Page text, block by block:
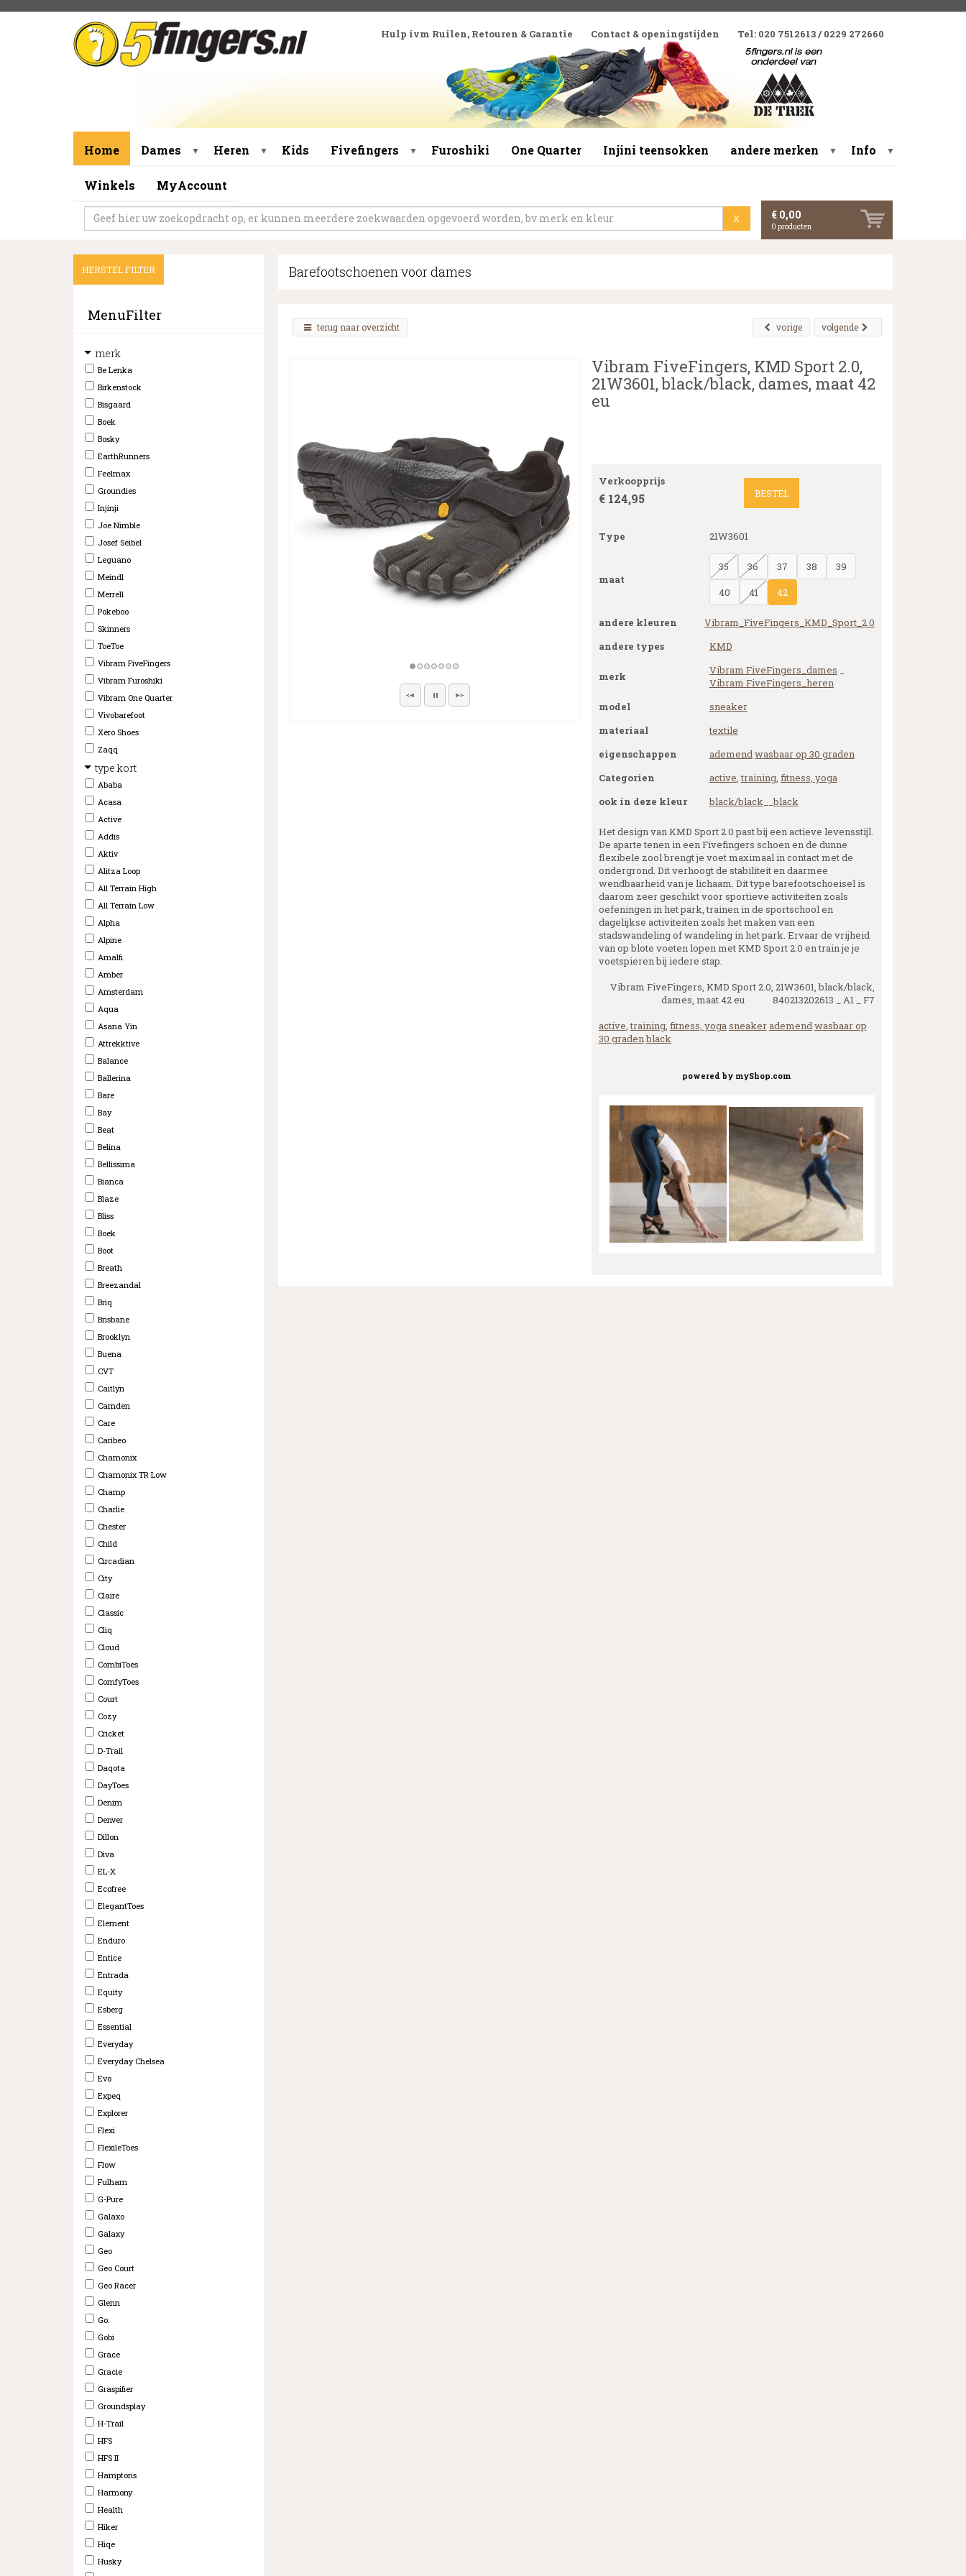
Hulp ivm Ruilen, Retouren & Garantie Contact & openingstijden Tel: 020 7512613 / 0229 272660
Home Dames ▼ Heren ▼ Kids Fivefingers ▼ Furoshiki One Quarter Injini teensokken andere merken ▼ Info ▼
Winkels MyAccount
X € 0,00
0 producten
HERSTEL FILTER
MenuFilter
merk
Be Lenka
Birkenstock
Bisgaard
Boek
Bosky
EarthRunners
Feelmax
Groundies
Injinji
Joe Nimble
Josef Seibel
Leguano
Meindl
Merrell
Pokeboo
Skinners
ToeToe
Vibram FiveFingers
Vibram Furoshiki
Vibram One Quarter
Vivobarefoot
Xero Shoes
Zaqq
type kort
Ababa
Acasa
Active
Addis
Aktiv
Alitza Loop
All Terrain High
All Terrain Low
Alpha
Alpine
Amalfi
Amber
Amsterdam
Aqua
Asana Yin
Attrekktive
Balance
Ballerina
Bare
Bay
Beat
Belina
Bellissima
Bianca
Blaze
Bliss
Boek
Boot
Breath
Breezandal
Briq
Brisbane
Brooklyn
Buena
CVT
Caitlyn
Camden
Care
Caribeo
Chamonix
Chamonix TR Low
Champ
Charlie
Chester
Child
Circadian
City
Claire
Classic
Cliq
Cloud
CombiToes
ComfyToes
Court
Cozy
Cricket
D-Trail
Daqota
DayToes
Denim
Denver
Dillon
Diva
EL-X
Ecofree
ElegantToes
Element
Enduro
Entice
Entrada
Equity
Esberg
Essential
Everyday
Everyday Chelsea
Evo
Expeq
Explorer
Flexi
FlexileToes
Flow
Fulham
G-Pure
Galaxo
Galaxy
Geo
Geo Court
Geo Racer
Glenn
Go:
Gobi
Grace
Gracie
Graspifier
Groundsplay
H-Trail
HFS
HFS II
Hamptons
Harmony
Health
Hiker
Hiqe
Husky
Barefootschoenen voor dames
terug naar overzicht volgende
vorige
Vibram FiveFingers, KMD Sport 2.0,
21W3601, black/black, dames, maat 42
eu
Verkoopprijs
€ 124,95 BESTEL
Type 21W3601
maat
35 36 37 38
39
40
41 42
andere kleuren
Vibram_FiveFingers_KMD_Sport_2.0
andere types
KMD
merk Vibram FiveFingers_dames
Vibram FiveFingers_heren
model
sneaker
materiaal
textile
eigenschappen
ademendwasbaar op 30 graden
Categorien
active,training, fitness, yoga
ook in deze kleur
black/black__black
Het design van KMD Sport 2.0 past bij een actieve levensstijl.
De aparte tenen in een Fivefingers schoen en de dunne
flexibele zool brengt je voet maximaal in contact met de
ondergrond. Dit verhoogt de stabiliteit en daarmee
wendbaarheid van je lichaam. Dit type barefootschoeisel is
daarom zeer geschikt voor sportieve activiteiten zoals
oefeningen in het park, trainen in de sportschool en
dagelijkse activiteiten zoals het maken van een
stadswandeling of wandeling in het park. Ervaar de vrijheid
van op blote voeten lopen met KMD Sport 2.0 en train je je
voetspieren bij iedere stap.
Vibram FiveFingers, KMD Sport 2.0, 21W3601, black/black,
dames, maat 42 eu 840213202613 _ A1 _ F7
active,training, fitness, yogasneakerademendwasbaar op
30 gradenblack
powered by myShop.com